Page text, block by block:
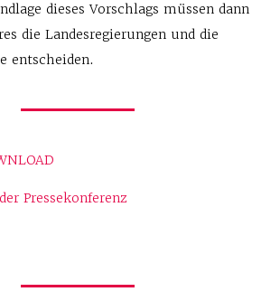
dieses Vorschlags müssen dann
die Landesregierungen und die
entscheiden.
Pressekonferenz